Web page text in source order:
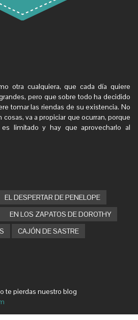
otra cualquiera, que cada día quiere
pero que sobre todo ha decidido
tomar las riendas de su existencia. No
cosas, va a propiciar que ocurran, porque
limitado y hay que aprovecharlo al
EL DESPERTAR DE PENELOPE
EN LOS ZAPATOS DE DOROTHY
CAJÓN DE SASTRE
te pierdas nuestro blog